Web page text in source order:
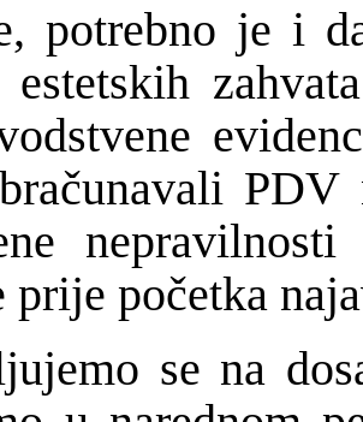
potrebno je i
estetskih
PDV
prije početka
se na